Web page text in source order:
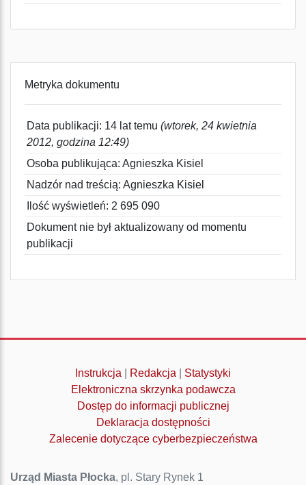
Metryka dokumentu
Data publikacji: 14 lat temu (wtorek, 24 kwietnia
2012, godzina 12:49)
Osoba publikująca: Agnieszka Kisiel
Nadzór nad treścią: Agnieszka Kisiel
Ilość wyświetleń: 2 695 090
Dokument nie był aktualizowany od momentu
publikacji
Instrukcja Redakcja
Statystyki
Elektroniczna skrzynka podawcza
Dostęp do informacji publicznej
Deklaracja dostępności
Zalecenie dotyczące cyberbezpieczeństwa
Urząd Miasta Płocka, pl. Stary Rynek 1